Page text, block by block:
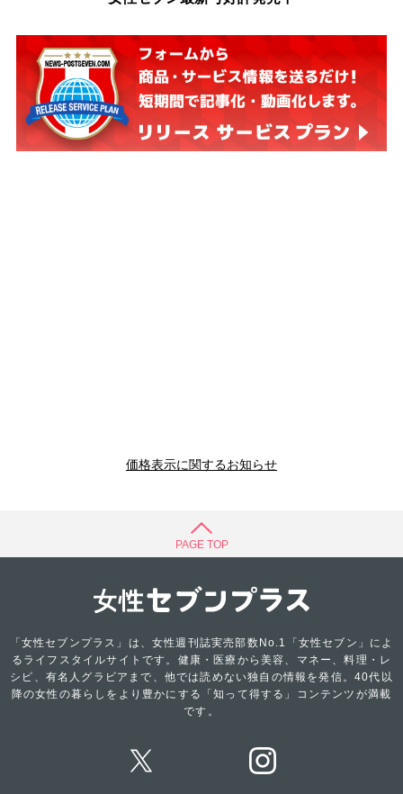
価格表示に関するお知らせ
PAGE TOP
「女性セブンプラス」は、女性週刊誌実売部数No.1「女性セブン」によ
るライフスタイルサイトです。健康・医療から美容、マネー、料理・レ
シピ、有名人グラビアまで、他では読めない独自の情報を発信。40代以
降の女性の暮らしをより豊かにする「知って得する」コンテンツが満載
です。